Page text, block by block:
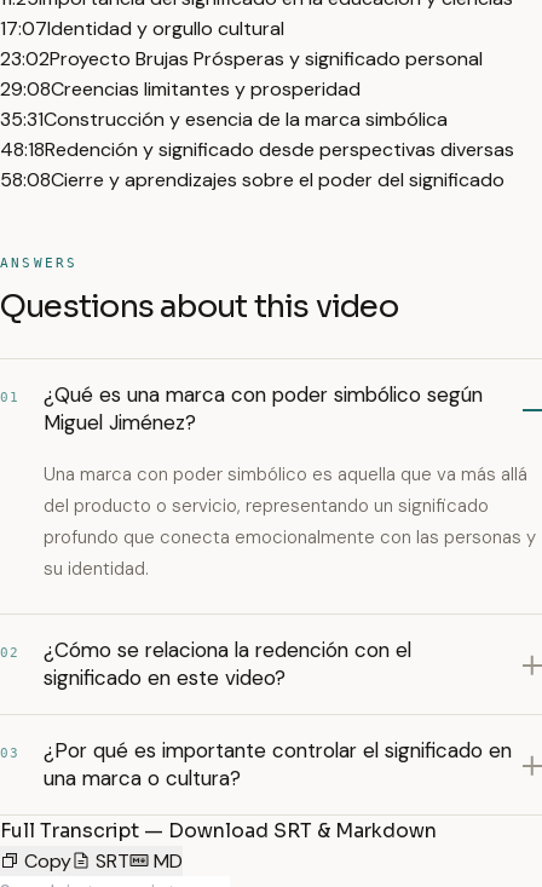
17:07Identidad y orgullo cultural
23:02Proyecto Brujas Prósperas y significado personal
29:08Creencias limitantes y prosperidad
35:31Construcción y esencia de la marca simbólica
48:18Redención y significado desde perspectivas diversas
58:08Cierre y aprendizajes sobre el poder del significado
ANSWERS
Questions about this video
01
¿Qué es una marca con poder simbólico según
Miguel Jiménez?
Una marca con poder simbólico es aquella que va más allá
del producto o servicio, representando un significado
profundo que conecta emocionalmente con las personas y
su identidad.
02
¿Cómo se relaciona la redención con el
significado en este video?
03
¿Por qué es importante controlar el significado en
una marca o cultura?
Full Transcript — Download SRT & Markdown
Copy
SRT MD